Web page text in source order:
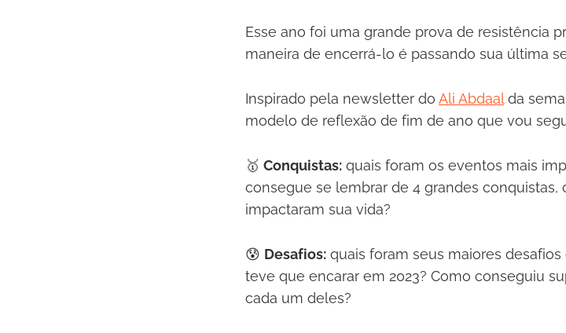
Esse ano foi uma grande prova de resistência
maneira de encerrá-lo é passando sua última
Inspirado pela newsletter do Ali Abdaalda
modelo de reflexão de fim de ano que vou
🥇 Conquistas: quais foram os eventos mais
consegue se lembrar de 4 grandes conquistas,
impactaram sua vida?
😰 Desafios: quais foram seus maiores
teve que encarar em 2023? Como conseguiu
cada um deles?